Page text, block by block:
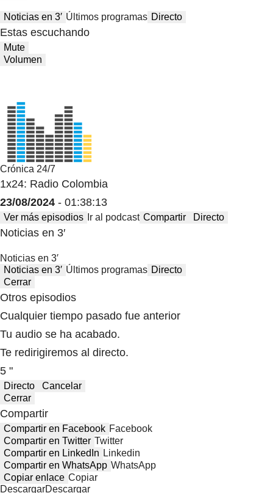
Noticias en 3′ Últimos programas Directo
Estas escuchando
Mute
Volumen
Crónica 24/7
1x24: Radio Colombia
23/08/2024 - 01:38:13
Ver más episodios Ir al podcast Compartir Directo
Noticias en 3′
Noticias en 3′
Noticias en 3′ Últimos programas Directo
Cerrar
Otros episodios
Cualquier tiempo pasado fue anterior
Tu audio se ha acabado.
Te redirigiremos al directo.
5 "
Directo
Cancelar
Cerrar
Compartir
Compartir en Facebook Facebook
Compartir en Twitter Twitter
Compartir en LinkedIn Linkedin
Compartir en WhatsApp WhatsApp
Copiar enlace Copiar
DescargarDescargar